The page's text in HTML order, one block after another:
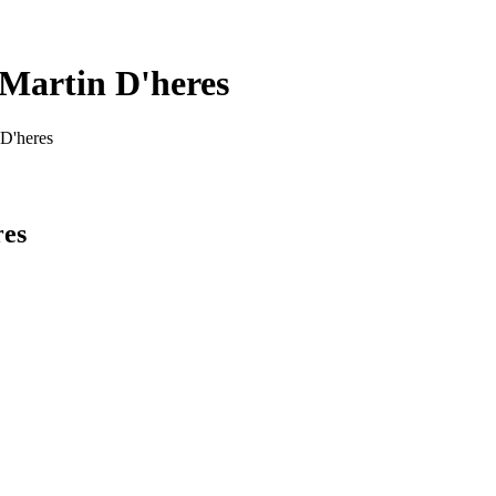
D'heres